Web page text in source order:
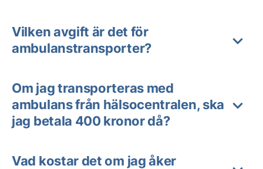
Vilken avgift är det för
ambulanstransporter?
Om jag transporteras med
ambulans från hälsocentralen, ska
jag betala 400 kronor då?
Vad kostar det om jag åker